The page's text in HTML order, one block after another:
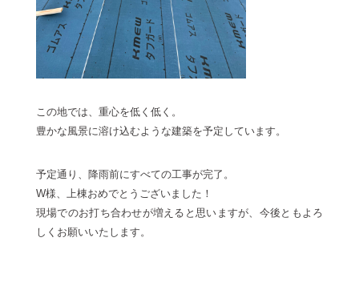
この地では、重心を低く低く。
豊かな風景に溶け込むような建築を予定しています。
予定通り、降雨前にすべての工事が完了。
W様、上棟おめでとうございました！
現場でのお打ち合わせが増えると思いますが、今後ともよろ
しくお願いいたします。